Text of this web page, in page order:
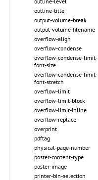
outline-title
output-volume-break
output-volume-filename
overflow-align
overflow-condense
overflow-condense-limit-
font-size
overflow-condense-limit-
font-stretch
overflow-limit
overflow-limit-block
overflow-limit-inline
overflow-replace
overprint
pdftag
physical-page-number
poster-content-type
poster-image
printer-bin-selection